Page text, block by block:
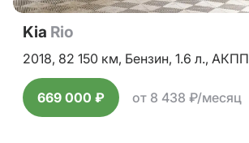
Kia Rio
2018, 82 150 км, Бензин, 1.6 л., АКПП
669 000 ₽ от 8 438 ₽/месяц